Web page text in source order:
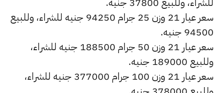
سعر عيار 21 وزن 25 جرام 94250 جنيه للشراء، وللبيع
94500 جنيه.
سعر عيار 21 وزن 50 جرام 188500 جنيه للشراء،
وللبيع 189000 جنيه.
سعر عيار 21 وزن 100 جرام 377000 جنيه للشراء،